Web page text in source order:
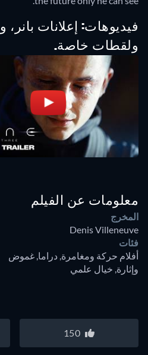
فيديوهات: إعلانات
ولقطات خاصة.
معلومات عن الفيلم
المخرج
Denis Villeneuve
فئات
أفلام حركة ومغامرة, دراما, غموض
وإثارة, خيال علمي
150